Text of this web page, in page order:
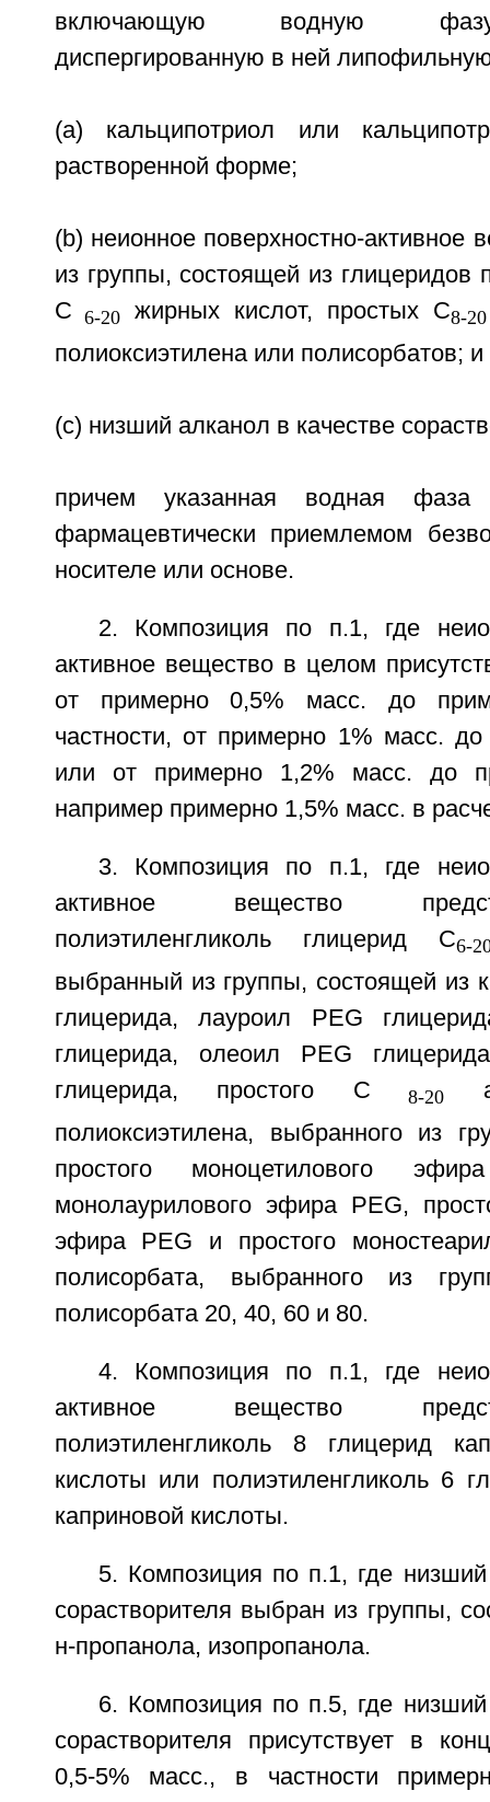
включающую водную
диспергированную в ней
(a) кальципотриол или
растворенной форме;
(b) неионное поверхностно-активное
из группы, состоящей из глицеридов
С 6-20 жирных кислот, простых С8-20
полиоксиэтилена или полисорбатов; и
(c) низший алканол в качестве
причем указанная водная фаза
фармацевтически приемлемом
носителе или основе.
2. Композиция по п.1, где
активное вещество в целом
от примерно 0,5% масс. до
частности, от примерно 1% масс.
или от примерно 1,2% масс. до
например примерно 1,5% масс. в
3. Композиция по п.1, где
активное вещество
полиэтиленгликоль глицерид С6-
выбранный из группы, состоящей из
глицерида, лауроил PEG
глицерида, олеоил PEG
глицерида, простого С 8-20
полиоксиэтилена, выбранного из
простого моноцетилового
монолаурилового эфира PEG,
эфира PEG и простого
полисорбата, выбранного из
полисорбата 20, 40, 60 и 80.
4. Композиция по п.1, где
активное вещество
полиэтиленгликоль 8 глицерид
кислоты или полиэтиленгликоль 6
каприновой кислоты.
5. Композиция по п.1, где
сорастворителя выбран из группы,
н-пропанола, изопропанола.
6. Композиция по п.5, где
сорастворителя присутствует в
0,5-5% масс., в частности